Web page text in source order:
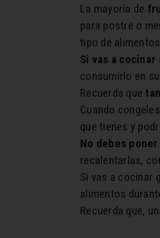
La mayoría de
para postre o
tipo de
Si vas a
consumirlo en
Recuerda que
Cuando congeles
que tienes y
No debes
recalentarlas,
Si vas a cocinar
alimentos
Recuerda que,